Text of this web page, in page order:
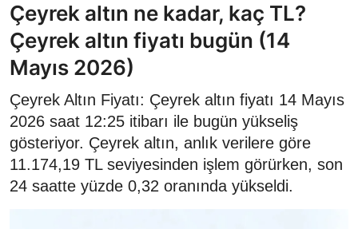
Çeyrek altın ne kadar, kaç TL?
Çeyrek altın fiyatı bugün (14
Mayıs 2026)
Çeyrek Altın Fiyatı: Çeyrek altın fiyatı 14 Mayıs
2026 saat 12:25 itibarı ile bugün yükseliş
gösteriyor. Çeyrek altın, anlık verilere göre
11.174,19 TL seviyesinden işlem görürken, son
24 saatte yüzde 0,32 oranında yükseldi.